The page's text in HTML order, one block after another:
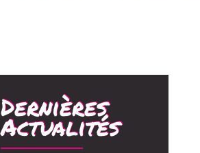
Dernières
Actualités